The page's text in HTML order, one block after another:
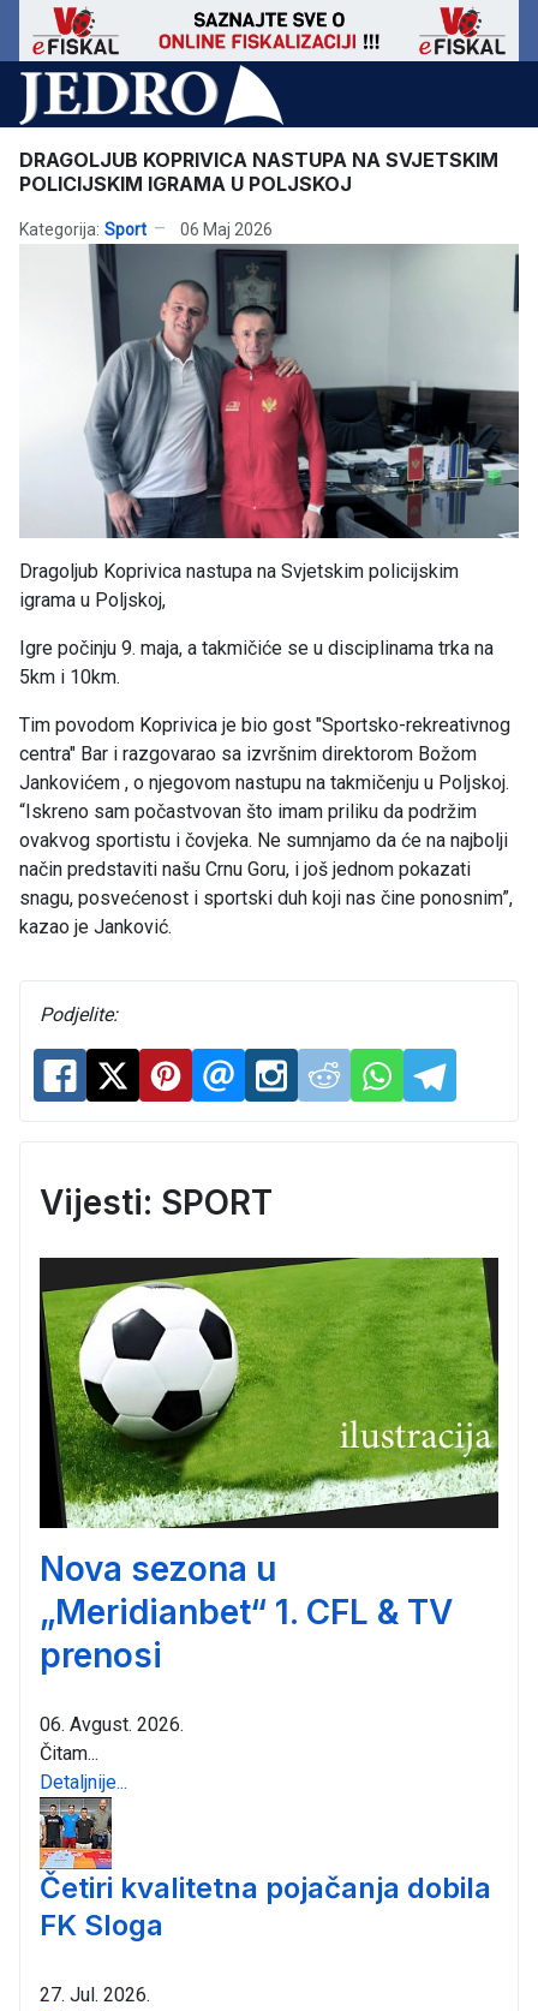
DRAGOLJUB KOPRIVICA NASTUPA NA SVJETSKIM
POLICIJSKIM IGRAMA U POLJSKOJ
Kategorija: Sport 06 Maj 2026
Dragoljub Koprivica nastupa na Svjetskim policijskim
igrama u Poljskoj,
Igre počinju 9. maja, a takmičiće se u disciplinama trka na
5km i 10km.
Tim povodom Koprivica je bio gost "Sportsko-rekreativnog
centra" Bar i razgovarao sa izvršnim direktorom Božom
Jankovićem , o njegovom nastupu na takmičenju u Poljskoj.
“Iskreno sam počastvovan što imam priliku da podržim
ovakvog sportistu i čovjeka. Ne sumnjamo da će na najbolji
način predstaviti našu Crnu Goru, i još jednom pokazati
snagu, posvećenost i sportski duh koji nas čine ponosnim”,
kazao je Janković.
Podjelite:
Vijesti: SPORT
Nova sezona u
„Meridianbet“ 1. CFL & TV
prenosi
06. Avgust. 2026.
Čitam...
Detaljnije...
Četiri kvalitetna pojačanja dobila
FK Sloga
27. Jul. 2026.